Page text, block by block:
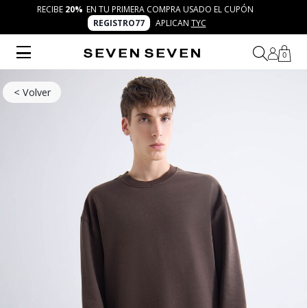
RECIBE 20% EN TU PRIMERA COMPRA USADO EL CUPÓN
REGISTRO77
APLICAN TYC
0
< Volver